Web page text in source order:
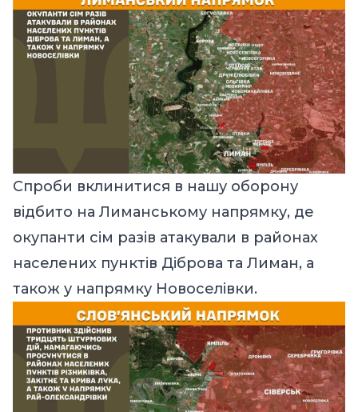
Спроби вклинитися в нашу оборону
відбито на Лиманському напрямку, де
окупанти сім разів атакували в районах
населених пунктів Діброва та Лиман, а
також у напрямку Новоселівки.